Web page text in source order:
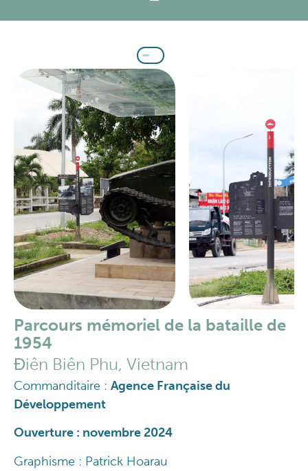
Parcours mémoriel de la bataille de
1954
Điên Biên Phu, Vietnam
Commanditaire : Agence Française du
Développement
Ouverture : novembre 2024
Graphisme : Patrick Hoarau